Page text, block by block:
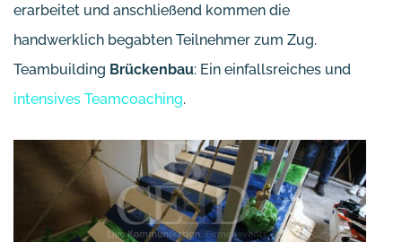
erarbeitet und anschließend kommen die
handwerklich begabten Teilnehmer zum Zug.
Teambuilding Brückenbau: Ein einfallsreiches und
intensives Teamcoaching.